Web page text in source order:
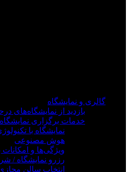
گالری و نمایشگاه
بازدید از نمایشگاه‌های
خدمات برگزاری نمایشگاه
نمایشگاه با
هوش مصنوعی
ویژگی‌ها و امکانات
رزرو نمایشگاه /
انتخاب سالن